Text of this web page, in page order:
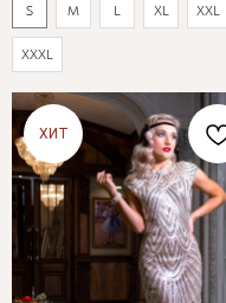
S
M L XL XXL
XXXL
ХИТ